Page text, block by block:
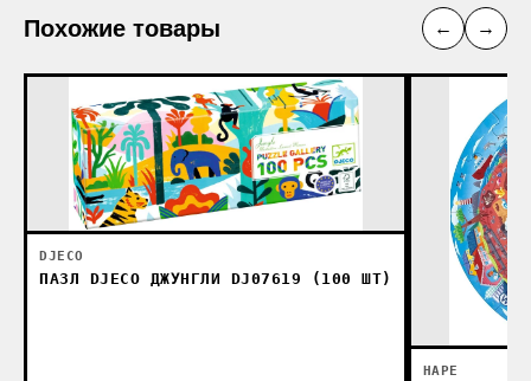
Похожие товары ← →
DJECO
ПАЗЛ DJECO ДЖУНГЛИ DJ07619 (100 ШТ)
HAPE